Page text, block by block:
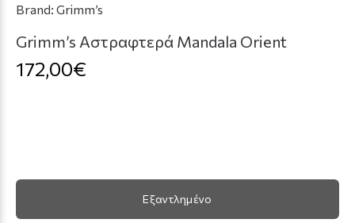
Brand: Grimm’s
Grimm’s Αστραφτερά Mandala Orient
172,00€
Εξαντλημένο